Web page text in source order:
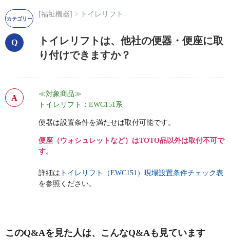
[福祉機器] トイレリフト
トイレリフトは、他社の便器・便座に取
り付けできますか？
≪対象商品≫
トイレリフト：EWC151系
便器は設置条件を満たせば取付可能です。
便座（ウォシュレットなど）はTOTO品以外は取付不可で
す。
詳細は トイレリフト（EWC151）現場設置条件チェック表
を参照ください。
このQ&Aを見た人は、こんなQ&Aも見ています